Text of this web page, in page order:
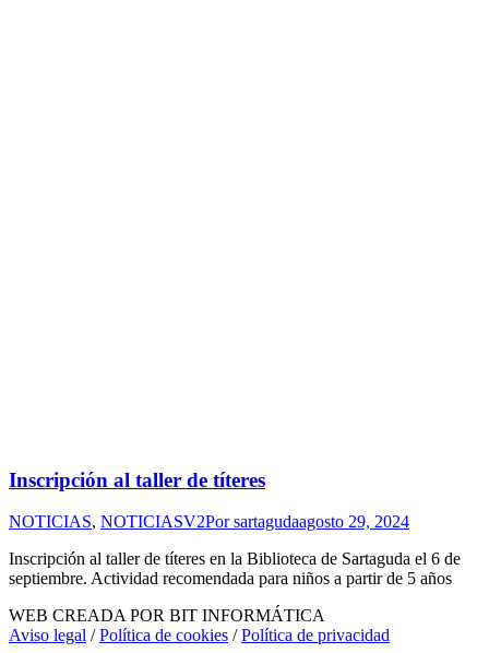
Inscripción al taller de títeres
NOTICIAS, NOTICIASV2Porsartagudaagosto 29, 2024
Inscripción al taller de títeres en la Biblioteca de Sartaguda el 6 de
septiembre. Actividad recomendada para niños a partir de 5 años
WEB CREADA POR BIT INFORMÁTICA
Aviso legal /Política de cookies /Política de privacidad